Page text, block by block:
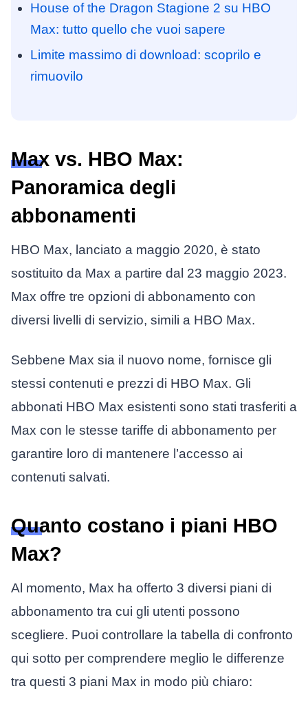
House of the Dragon Stagione 2 su HBO
Max: tutto quello che vuoi sapere
Limite massimo di download: scoprilo e
rimuovilo
Max vs. HBO Max:
Panoramica degli
abbonamenti
HBO Max, lanciato a maggio 2020, è stato
sostituito da Max a partire dal 23 maggio 2023.
Max offre tre opzioni di abbonamento con
diversi livelli di servizio, simili a HBO Max.
Sebbene Max sia il nuovo nome, fornisce gli
stessi contenuti e prezzi di HBO Max. Gli
abbonati HBO Max esistenti sono stati trasferiti a
Max con le stesse tariffe di abbonamento per
garantire loro di mantenere l’accesso ai
contenuti salvati.
Quanto costano i piani HBO
Max?
Al momento, Max ha offerto 3 diversi piani di
abbonamento tra cui gli utenti possono
scegliere. Puoi controllare la tabella di confronto
qui sotto per comprendere meglio le differenze
tra questi 3 piani Max in modo più chiaro: